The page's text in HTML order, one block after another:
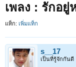
เพลง : รักอ
แท็ก: เพิ่มแท็ก
s__17
เป็นที่รู้จักกันดี